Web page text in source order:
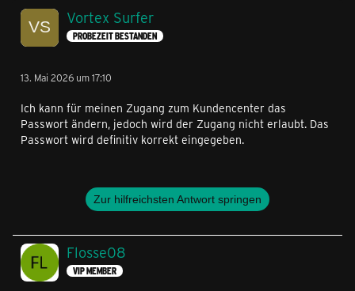
Vortex Surfer
PROBEZEIT BESTANDEN
13. Mai 2026 um 17:10
Ich kann für meinen Zugang zum Kundencenter das
Passwort ändern, jedoch wird der Zugang nicht erlaubt. Das
Passwort wird definitiv korrekt eingegeben.
Zur hilfreichsten Antwort springen
Flosse08
VIP MEMBER